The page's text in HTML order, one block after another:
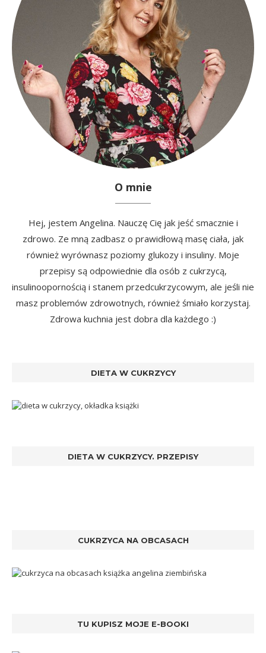
O mnie
Hej, jestem Angelina. Nauczę Cię jak jeść smacznie i
zdrowo. Ze mną zadbasz o prawidłową masę ciała, jak
również wyrównasz poziomy glukozy i insuliny. Moje
przepisy są odpowiednie dla osób z cukrzycą,
insulinoopornością i stanem przedcukrzycowym, ale jeśli nie
masz problemów zdrowotnych, również śmiało korzystaj.
Zdrowa kuchnia jest dobra dla każdego :)
DIETA W CUKRZYCY
DIETA W CUKRZYCY. PRZEPISY
CUKRZYCA NA OBCASACH
TU KUPISZ MOJE E-BOOKI